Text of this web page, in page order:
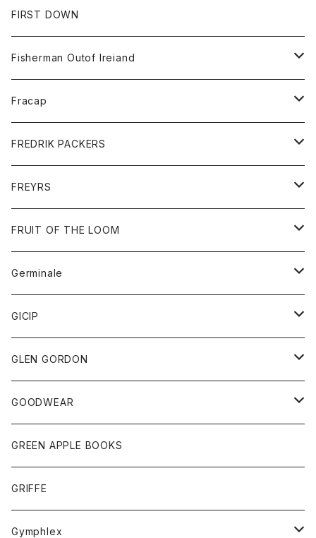
パンツ
コート
ジャケット
Tシャツ
ボトム
スエットシャツ
スエットパンツ
グッズ
帽子
アクセサリー
FIRST DOWN
Fisherman Outof Ireiand
ニット
Fracap
グッズ
靴
FREDRIK PACKERS
アクセサリー
バッグ
FREYRS
サングラス
FRUIT OF THE LOOM
アウター
パーカー
グッズ
ネクタイ
チーフ
トップス
シャツ
タンクトップ
ボトム
ショートパンツ
スカート
レディース
スカート
Tシャツ
Germinale
靴
サンダル
GICIP
トップス
Tシャツ
GLEN GORDON
グッズ
手袋
GOODWEAR
トップス
Tシャツ
GREEN APPLE BOOKS
GRIFFE
Gymphlex